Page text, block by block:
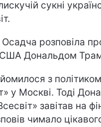
сукні
Осадча розповіла
США Дональдом
з
у Москві. Тоді
завітав на
чимало